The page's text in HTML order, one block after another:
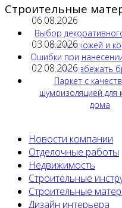
Строительные
06.08.2026
Выбор
для прихожей и
03.08.2026
Ошибки при
как избежать
02.08.2026
Паркет с
шумоизоляцией для
дома
Новости компании
Отделочные работы
Недвижимость
Строительные
Строительные
Дизайн интерьера